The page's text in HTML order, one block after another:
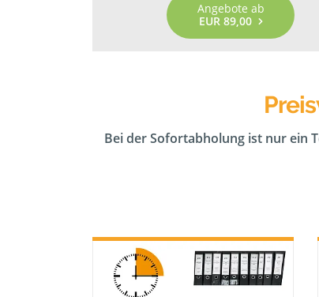
Angebote ab
EUR 89,00
Bei der Sofortabholung ist nur ein